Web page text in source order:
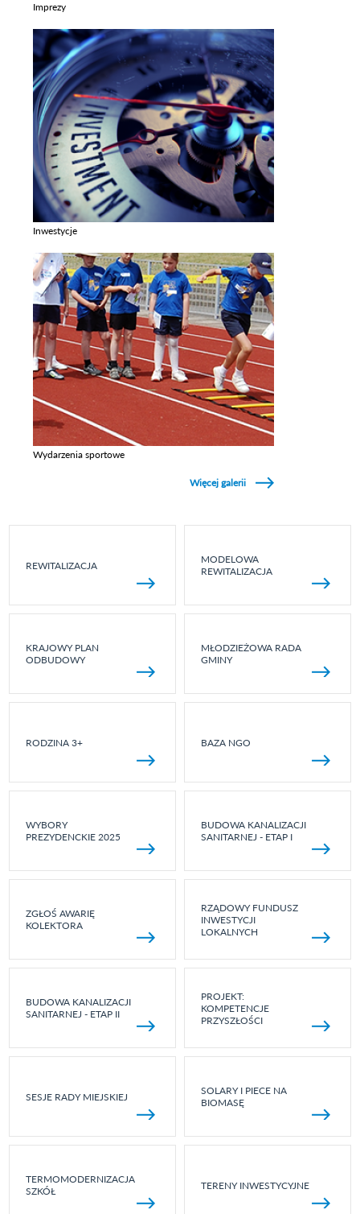
Imprezy
Inwestycje
Wydarzenia sportowe
Więcej galerii
REWITALIZACJA
MODELOWA
REWITALIZACJA
KRAJOWY PLAN
ODBUDOWY
MŁODZIEŻOWA RADA
GMINY
RODZINA 3+ BAZA NGO
WYBORY
PREZYDENCKIE 2025
BUDOWA KANALIZACJI
SANITARNEJ - ETAP I
ZGŁOŚ AWARIĘ
KOLEKTORA
RZĄDOWY FUNDUSZ
INWESTYCJI
LOKALNYCH
BUDOWA KANALIZACJI
SANITARNEJ - ETAP II
PROJEKT:
KOMPETENCJE
PRZYSZŁOŚCI
SESJE RADY MIEJSKIEJ
SOLARY I PIECE NA
BIOMASĘ
TERMOMODERNIZACJA
SZKÓŁ
TERENY INWESTYCYJNE